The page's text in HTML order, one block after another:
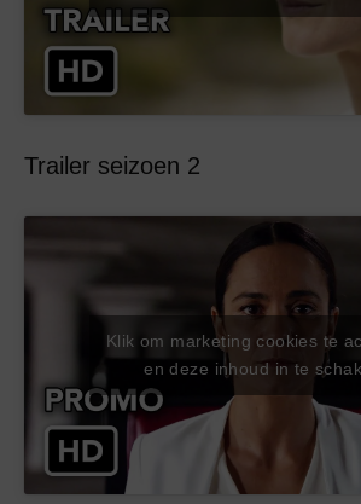
Trailer seizoen 2
Klik om marketing cookies te
en deze inhoud in te